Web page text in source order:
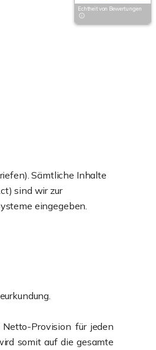
Sämtliche Inhalte
sind wir zur
eingegeben.
Provision für jeden
somit auf die gesamte
Echtheit von Bewertungen